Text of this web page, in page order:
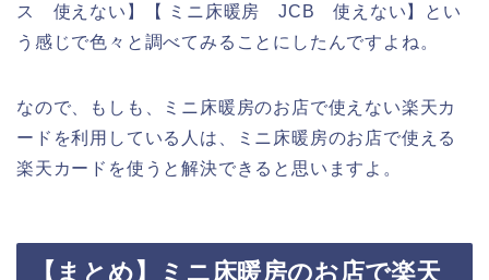
ス 使えない】【 ミニ床暖房 JCB 使えない】とい
う感じで色々と調べてみることにしたんですよね。
なので、もしも、ミニ床暖房のお店で使えない楽天カ
ードを利用している人は、ミニ床暖房のお店で使える
楽天カードを使うと解決できると思いますよ。
【まとめ】ミニ床暖房のお店で楽天